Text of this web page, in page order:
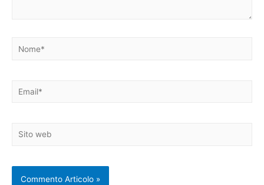
Nome*
Email*
Sito